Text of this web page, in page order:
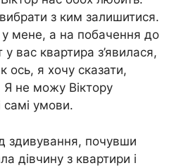
з ким залишитися.
мене, а на побачення до
вас квартира з’явилася,
ось, я хочу сказати,
Я не можу Віктору
самі умови.
здивування, почувши
дівчину з квартири і